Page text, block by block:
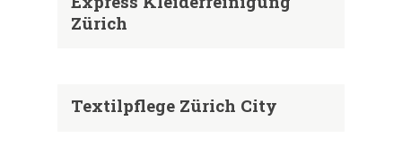
Zürich
Textilpflege Zürich City